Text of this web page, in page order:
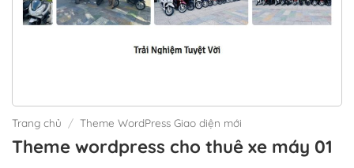
Trang chủ / Theme WordPress Giao diện mới
Theme wordpress cho thuê xe máy 01